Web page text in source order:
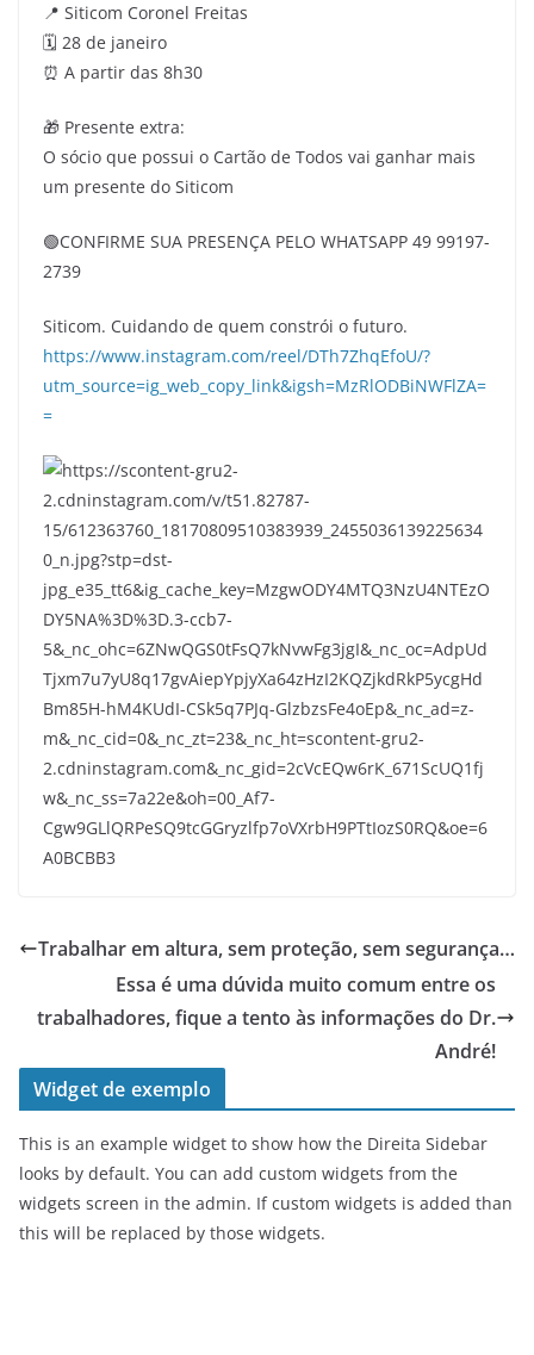
📍 Siticom Coronel Freitas
🗓️ 28 de janeiro
⏰ A partir das 8h30
🎁 Presente extra:
O sócio que possui o Cartão de Todos vai ganhar mais
um presente do Siticom
🟢CONFIRME SUA PRESENÇA PELO WHATSAPP 49 99197-
2739
Siticom. Cuidando de quem constrói o futuro.
https://www.instagram.com/reel/DTh7ZhqEfoU/?
utm_source=ig_web_copy_link&igsh=MzRlODBiNWFlZA=
=
Trabalhar em altura, sem proteção, sem segurança…
Essa é uma dúvida muito comum entre os
trabalhadores, fique a tento às informações do Dr.
André!
Widget de exemplo
This is an example widget to show how the Direita Sidebar
looks by default. You can add custom widgets from the
widgets screen in the admin. If custom widgets is added than
this will be replaced by those widgets.